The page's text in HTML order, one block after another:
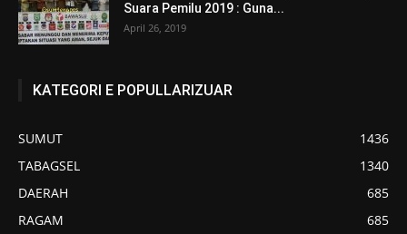
Suara Pemilu 2019 : Guna...
April 26, 2019
KATEGORI E POPULLARIZUAR
SUMUT
1436
TABAGSEL
1340
DAERAH
685
RAGAM
685